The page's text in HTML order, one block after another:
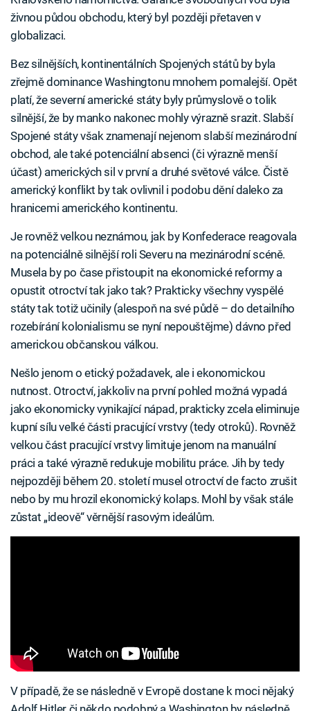
živnou půdou obchodu, který byl později přetaven v
globalizaci.
Bez silnějších, kontinentálních Spojených států by byla
zřejmě dominance Washingtonu mnohem pomalejší. Opět
platí, že severní americké státy byly průmyslově o tolik
silnější, že by manko nakonec mohly výrazně srazit. Slabší
Spojené státy však znamenají nejenom slabší mezinárodní
obchod, ale také potenciální absenci (či výrazně menší
účast) amerických sil v první a druhé světové válce. Čistě
americký konflikt by tak ovlivnil i podobu dění daleko za
hranicemi amerického kontinentu.
Je rovněž velkou neznámou, jak by Konfederace reagovala
na potenciálně silnější roli Severu na mezinárodní scéně.
Musela by po čase přistoupit na ekonomické reformy a
opustit otroctví tak jako tak? Prakticky všechny vyspělé
státy tak totiž učinily (alespoň na své půdě – do detailního
rozebírání kolonialismu se nyní nepouštějme) dávno před
americkou občanskou válkou.
Nešlo jenom o etický požadavek, ale i ekonomickou
nutnost. Otroctví, jakkoliv na první pohled možná vypadá
jako ekonomicky vynikající nápad, prakticky zcela eliminuje
kupní sílu velké části pracující vrstvy (tedy otroků). Rovněž
velkou část pracující vrstvy limituje jenom na manuální
práci a také výrazně redukuje mobilitu práce. Jih by tedy
nejpozději během 20. století musel otroctví de facto zrušit
nebo by mu hrozil ekonomický kolaps. Mohl by však stále
zůstat „ideově“ věrnější rasovým ideálům.
V případě, že se následně v Evropě dostane k moci nějaký